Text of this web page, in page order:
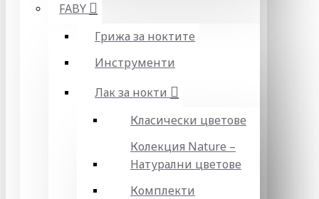
FABY
Грижа за ноктите
Инструменти
Лак за нокти
Класически цветове
Колекция Nature –
Натурални цветове
Комплекти